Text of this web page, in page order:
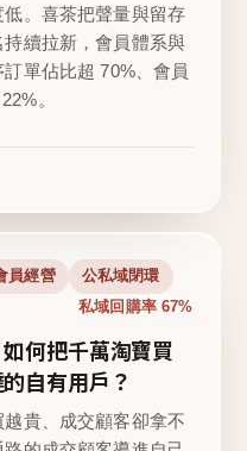
。喜茶把聲量與留存
續拉新，會員體系與
單佔比超 70%、會員
。
員經營 公私域閉環
私域回購率 67%
何把千萬淘寶買
自有用戶？
貴、成交顧客卻拿不